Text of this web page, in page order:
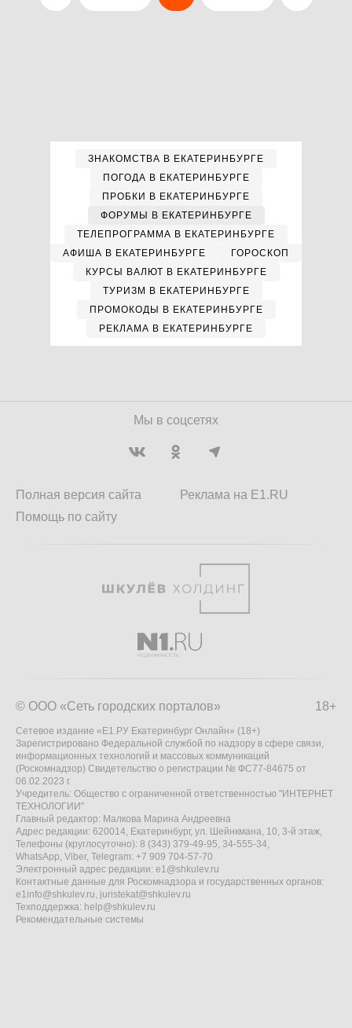
ЗНАКОМСТВА В ЕКАТЕРИНБУРГЕ
ПОГОДА В ЕКАТЕРИНБУРГЕ
ПРОБКИ В ЕКАТЕРИНБУРГЕ
ФОРУМЫ В ЕКАТЕРИНБУРГЕ
ТЕЛЕПРОГРАММА В ЕКАТЕРИНБУРГЕ
АФИША В ЕКАТЕРИНБУРГЕ
ГОРОСКОП
КУРСЫ ВАЛЮТ В ЕКАТЕРИНБУРГЕ
ТУРИЗМ В ЕКАТЕРИНБУРГЕ
ПРОМОКОДЫ В ЕКАТЕРИНБУРГЕ
РЕКЛАМА В ЕКАТЕРИНБУРГЕ
Мы в соцсетях
Полная версия сайта
Помощь по сайту
Реклама на E1.RU
18+
© ООО «Сеть городских порталов»
Сетевое издание «Е1.РУ Екатеринбург Онлайн» (18+)
Зарегистрировано Федеральной службой по надзору в сфере связи,
информационных технологий и массовых коммуникаций
(Роскомнадзор) Свидетельство о регистрации № ФС77-84675 от
06.02.2023 г.
Учредитель: Общество с ограниченной ответственностью "ИНТЕРНЕТ
ТЕХНОЛОГИИ"
Главный редактор: Малкова Марина Андреевна
Адрес редакции: 620014, Екатеринбург, ул. Шейнкмана, 10, 3-й этаж,
Телефоны (круглосуточно): 8 (343) 379-49-95, 34-555-34,
WhatsApp, Viber, Telegram: +7 909 704-57-70
Электронный адрес редакции: e1@shkulev.ru
Контактные данные для Роскомнадзора и государственных органов:
e1info@shkulev.ru, juristekat@shkulev.ru
Техподдержка: help@shkulev.ru
Рекомендательные системы